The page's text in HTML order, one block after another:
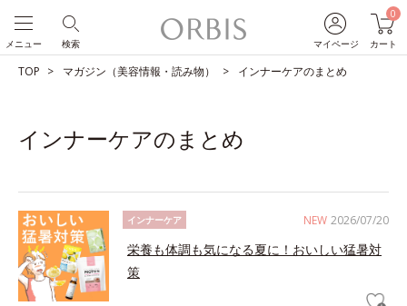
マイページ
0
カート
検索
メニュー
TOP マガジン（美容情報・読み物） インナーケアのまとめ
インナーケアのまとめ
NEW 2026/07/20
インナーケア
栄養も体調も気になる夏に！おいしい猛暑対
策